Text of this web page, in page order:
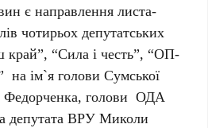
є направлення листа-
чотирьох депутатських
“Сила і честь”, “ОП-
на ім`я голови Сумської
Федорченка, голови ОДА
депутата ВРУ Миколи